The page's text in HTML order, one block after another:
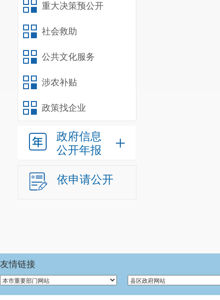
重大决策预公开
社会救助
公共文化服务
涉农补贴
政策找企业
政府信息
公开年报
依申请公开
友情链接